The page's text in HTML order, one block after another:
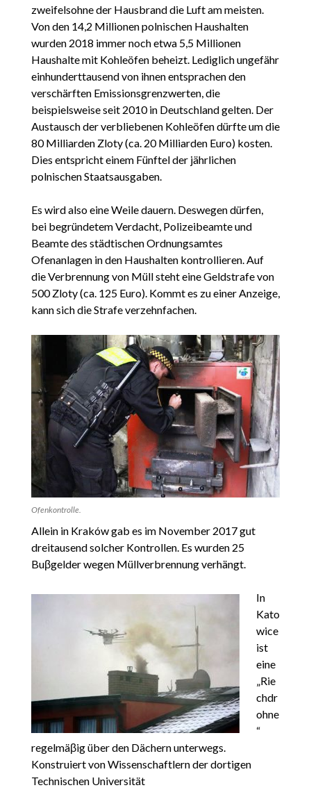
zweifelsohne der Hausbrand die Luft am meisten.
Von den 14,2 Millionen polnischen Haushalten
wurden 2018 immer noch etwa 5,5 Millionen
Haushalte mit Kohleöfen beheizt. Lediglich ungefähr
einhunderttausend von ihnen entsprachen den
verschärften Emissionsgrenzwerten, die
beispielsweise seit 2010 in Deutschland gelten. Der
Austausch der verbliebenen Kohleöfen dürfte um die
80 Milliarden Zloty (ca. 20 Milliarden Euro) kosten.
Dies entspricht einem Fünftel der jährlichen
polnischen Staatsausgaben.
Es wird also eine Weile dauern. Deswegen dürfen,
bei begründetem Verdacht, Polizeibeamte und
Beamte des städtischen Ordnungsamtes
Ofenanlagen in den Haushalten kontrollieren. Auf
die Verbrennung von Müll steht eine Geldstrafe von
500 Zloty (ca. 125 Euro). Kommt es zu einer Anzeige,
kann sich die Strafe verzehnfachen.
Ofenkontrolle.
Allein in Kraków gab es im November 2017 gut
dreitausend solcher Kontrollen. Es wurden 25
Buβgelder wegen Müllverbrennung verhängt.
In
Kato
wice
ist
eine
„Rie
chdr
ohne
“
regelmäβig über den Dächern unterwegs.
Konstruiert von Wissenschaftlern der dortigen
Technischen Universität